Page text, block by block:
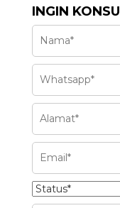
INGIN